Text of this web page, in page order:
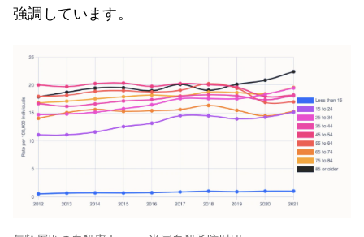
強調しています。